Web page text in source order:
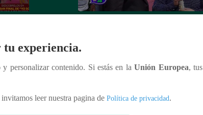
tu experiencia.
personalizar contenido. Si estás en laUnión Europea, tus
leer nuestra pagina de Política de privacidad.